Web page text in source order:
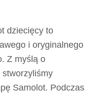
dziecięcy to
i oryginalnego
Z myślą o
stworzyliśmy
Samolot. Podczas